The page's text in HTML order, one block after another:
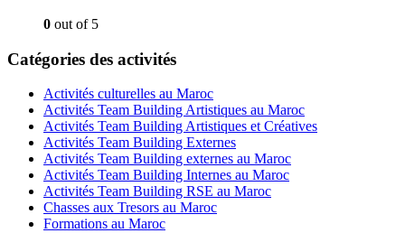
0 out of 5
Catégories des activités
Activités culturelles au Maroc
Activités Team Building Artistiques au Maroc
Activités Team Building Artistiques et Créatives
Activités Team Building Externes
Activités Team Building externes au Maroc
Activités Team Building Internes au Maroc
Activités Team Building RSE au Maroc
Chasses aux Tresors au Maroc
Formations au Maroc